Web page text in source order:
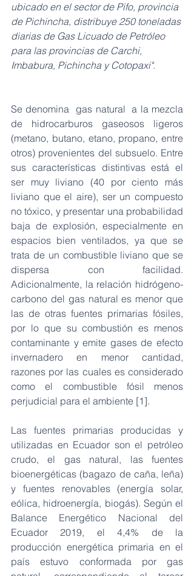
ubicado en el sector de Pifo, provincia
de Pichincha, distribuye 250 toneladas
diarias de Gas Licuado de Petróleo
para las provincias de Carchi,
Imbabura, Pichincha y Cotopaxi".
Se denomina  gas natural  a la mezcla
de hidrocarburos gaseosos ligeros
(metano, butano, etano, propano, entre
otros) provenientes del subsuelo. Entre
sus características distintivas está el
ser muy liviano (40 por ciento más
liviano que el aire), ser un compuesto
no tóxico, y presentar una probabilidad
baja de explosión, especialmente en
espacios bien ventilados, ya que se
trata de un combustible liviano que se
dispersa con facilidad.
Adicionalmente, la relación hidrógeno-
carbono del gas natural es menor que
las de otras fuentes primarias fósiles,
por lo que su combustión es menos
contaminante y emite gases de efecto
invernadero en menor cantidad,
razones por las cuales es considerado
como el combustible fósil menos
perjudicial para el ambiente [1].
Las fuentes primarias producidas y
utilizadas en Ecuador son el petróleo
crudo, el gas natural, las fuentes
bioenergéticas (bagazo de caña, leña)
y fuentes renovables (energía solar,
eólica, hidroenergía, biogás). Según el
Balance Energético Nacional del
Ecuador 2019, el 4,4% de la
producción energética primaria en el
país estuvo conformada por gas